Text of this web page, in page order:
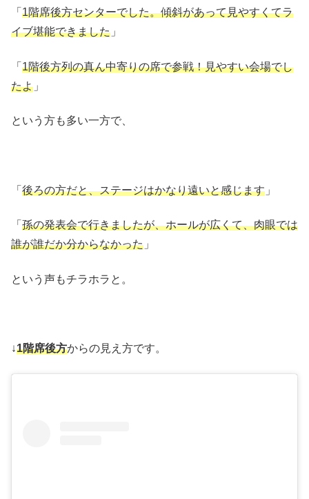
「 1階席後方センターでした。傾斜があって見やすくてラ
イブ堪能できました 」
「 1階後方列の真ん中寄りの席で参戦！見やすい会場でし
たよ 」
という方も多い一方で、
「 後ろの方だと、ステージはかなり遠いと感じます 」
「 孫の発表会で行きましたが、ホールが広くて、肉眼では
誰が誰だか分からなかった 」
という声もチラホラと。
↓1階席後方からの見え方です。